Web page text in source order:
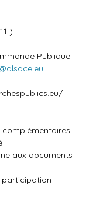
)
Publique
aux documents
participation